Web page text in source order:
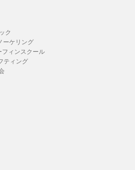
ク
ーケリング
フィンスクール
ティング